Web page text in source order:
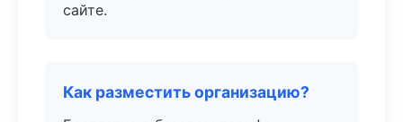
сайте.
Как разместить организацию?